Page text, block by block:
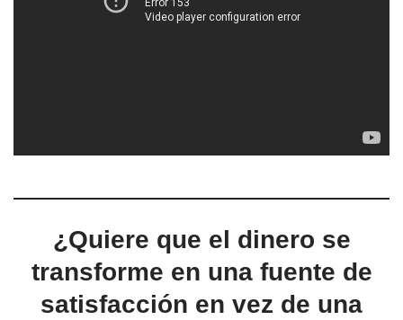
¿Quiere que el dinero se
transforme en una fuente de
satisfacción en vez de una